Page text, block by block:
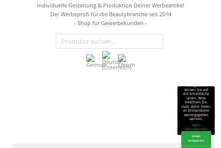
klicken Sie auf
die Schaltfläche
unten. Bitte
beachten Sie,
dass dabei Daten
an Drittanbieter
weitergegeben
werden.
Mehr
Informationen
Inhalt
entsperren
Individuelle Gestaltung & Produktion Deiner Werbeartikel
Der Werbeprofi für die Beautybranche seit 2014
- Shop für Gewerbekunden -